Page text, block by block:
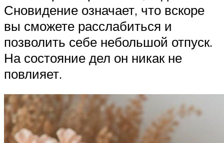
Сновидение означает, что вскоре
вы сможете расслабиться и
позволить себе небольшой отпуск.
На состояние дел он никак не
повлияет.